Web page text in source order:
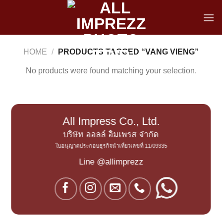
HOME / PRODUCTS TAGGED “VANG VIENG”
No products were found matching your selection.
All Impress Co., Ltd.
บริษัท ออลล์ อิมเพรส จำกัด
ใบอนุญาตประกอบธุรกิจนำเที่ยวเลขที่ 11/09335
Line @allimprezz